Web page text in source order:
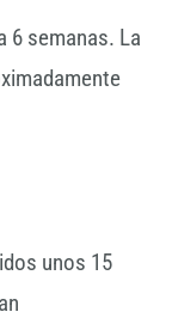
6 semanas. La
unos 15